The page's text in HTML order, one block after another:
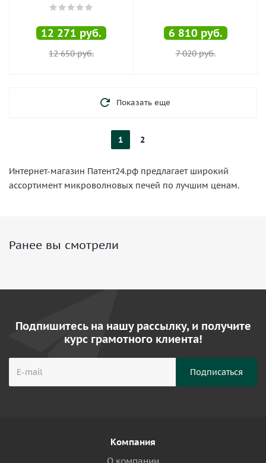
12 271 руб.
12 650руб.
6 810 руб.
7 020руб.
Показать еще
1 2
Интернет-магазин Патент24.рф предлагает широкий
ассортимент микроволновых печей по лучшим ценам.
Ранее вы смотрели
Подпишитесь на нашу рассылку, и получите
курс грамотного клиента!
Компания